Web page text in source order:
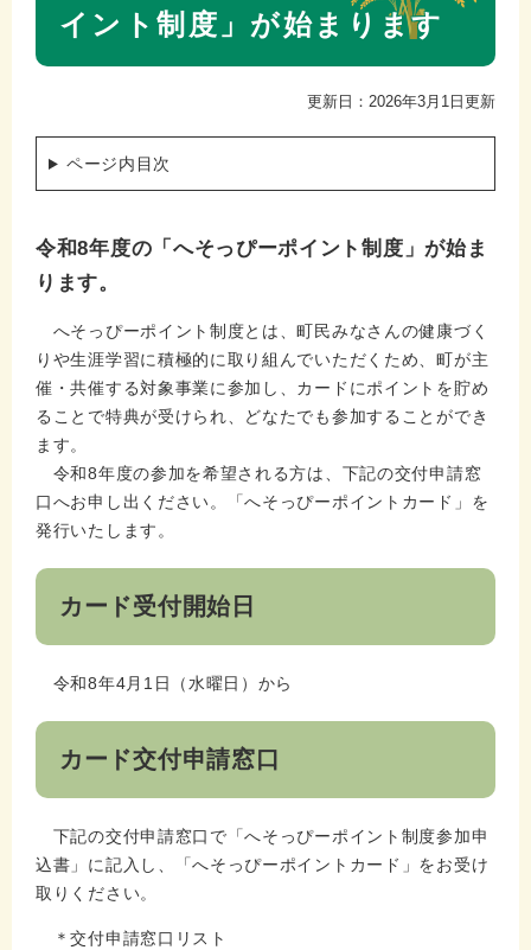
イント制度」が始まります
更新日：2026年3月1日更新
ページ内目次
令和8年度の「へそっぴーポイント制度」が始ま
ります。
へそっぴーポイント制度とは、町民みなさんの健康づく
りや生涯学習に積極的に取り組んでいただくため、町が主
催・共催する対象事業に参加し、カードにポイントを貯め
ることで特典が受けられ、どなたでも参加することができ
ます。
令和8年度の参加を希望される方は、下記の交付申請窓
口へお申し出ください。「へそっぴーポイントカード」を
発行いたします。
カード受付開始日
令和8年4月1日（水曜日）から
カード交付申請窓口
下記の交付申請窓口で「へそっぴーポイント制度参加申
込書」に記入し、「へそっぴーポイントカード」をお受け
取りください。
＊交付申請窓口リスト